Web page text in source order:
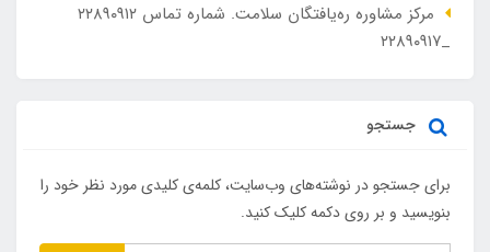
مرکز مشاوره ره‌یافتگان سلامت. شماره تماس ۲۲۸۹۰۹۱۲
_۲۲۸۹۰۹۱۷
جستجو
برای جستجو در نوشته‌های وب‌سایت، کلمه‌ی کلیدی مورد نظر خود را
بنویسید و بر روی دکمه کلیک کنید.